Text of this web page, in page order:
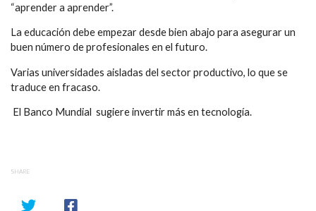
“aprender a aprender”.
La educación debe empezar desde bien abajo para asegurar un
buen número de profesionales en el futuro.
Varias universidades aisladas del sector productivo, lo que se
traduce en fracaso.
El Banco Mundial sugiere invertir más en tecnología.
SHARE